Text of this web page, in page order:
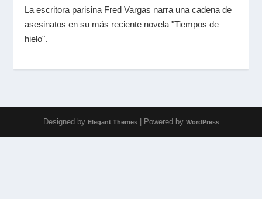
La escritora parisina Fred Vargas narra una cadena de
asesinatos en su más reciente novela "Tiempos de
hielo".
Designed by Elegant Themes| Powered by WordPress